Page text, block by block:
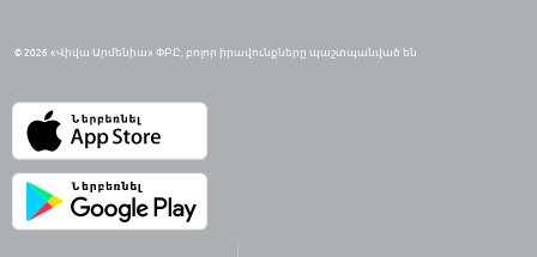
© 2026 «Վիվա Արմենիա» ՓԲԸ, բոլոր իրավունքները պաշտպանված են